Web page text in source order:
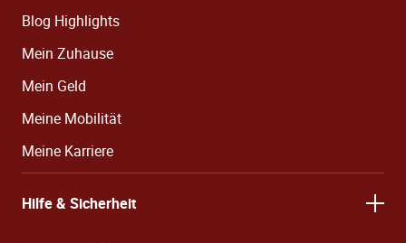
Blog Highlights
Mein Zuhause
Mein Geld
Meine Mobilität
Meine Karriere
Hilfe & Sicherheit